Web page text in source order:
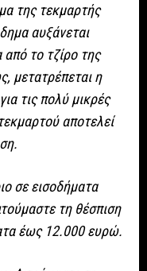
της τεκμαρτής
αυξάνεται
το τζίρο της
μετατρέπεται η
τις πολύ μικρές
αποτελεί
σε εισοδήματα
τη θέσπιση
έως 12.000 ευρώ.